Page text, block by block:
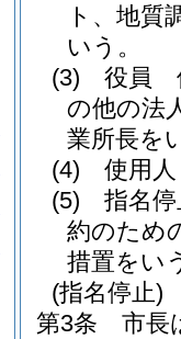
ト、地質
いう。
(3)
役員
の他の法
業所長を
(4)
使用
(5)
指名
約のため
措置をい
(指名停止)
第3条
市長